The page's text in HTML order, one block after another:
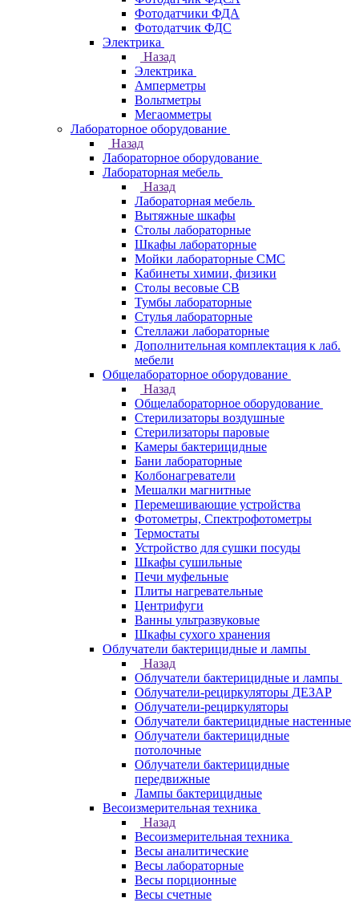
Фотодатчики ФДА
Фотодатчик ФДС
Электрика
Назад
Электрика
Амперметры
Вольтметры
Мегаомметры
Лабораторное оборудование
Назад
Лабораторное оборудование
Лабораторная мебель
Назад
Лабораторная мебель
Вытяжные шкафы
Столы лабораторные
Шкафы лабораторные
Мойки лабораторные СМС
Кабинеты химии, физики
Столы весовые СВ
Тумбы лабораторные
Стулья лабораторные
Стеллажи лабораторные
Дополнительная комплектация к лаб.
мебели
Общелабораторное оборудование
Назад
Общелабораторное оборудование
Стерилизаторы воздушные
Стерилизаторы паровые
Камеры бактерицидные
Бани лабораторные
Колбонагреватели
Мешалки магнитные
Перемешивающие устройства
Фотометры, Спектрофотометры
Термостаты
Устройство для сушки посуды
Шкафы сушильные
Печи муфельные
Плиты нагревательные
Центрифуги
Ванны ультразвуковые
Шкафы сухого хранения
Облучатели бактерицидные и лампы
Назад
Облучатели бактерицидные и лампы
Облучатели-рециркуляторы ДЕЗАР
Облучатели-рециркуляторы
Облучатели бактерицидные настенные
Облучатели бактерицидные
потолочные
Облучатели бактерицидные
передвижные
Лампы бактерицидные
Весоизмерительная техника
Назад
Весоизмерительная техника
Весы аналитические
Весы лабораторные
Весы порционные
Весы счетные